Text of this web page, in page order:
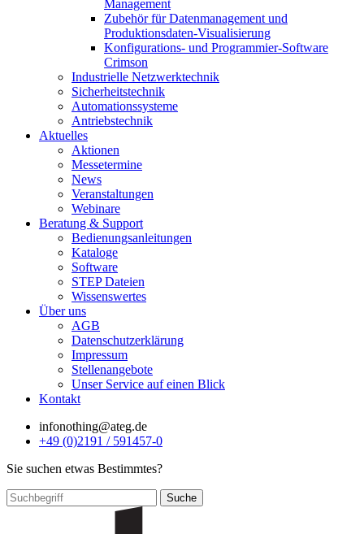
Management
Zubehör für Datenmanagement und
Produktionsdaten-Visualisierung
Konfigurations- und Programmier-Software
Crimson
Industrielle Netzwerktechnik
Sicherheitstechnik
Automationssysteme
Antriebstechnik
Aktuelles
Aktionen
Messetermine
News
Veranstaltungen
Webinare
Beratung & Support
Bedienungsanleitungen
Kataloge
Software
STEP Dateien
Wissenswertes
Über uns
AGB
Datenschutzerklärung
Impressum
Stellenangebote
Unser Service auf einen Blick
Kontakt
infonothing@ateg.de
+49 (0)2191 / 591457-0
Sie suchen etwas Bestimmtes?
Suche